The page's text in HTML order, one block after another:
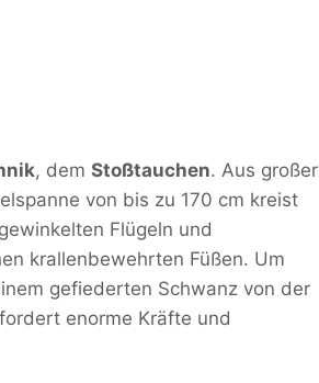
, dem Stoßtauchen. Aus großer
von bis zu 170 cm kreist
Flügeln und
krallenbewehrten Füßen. Um
gefiederten Schwanz von der
enorme Kräfte und